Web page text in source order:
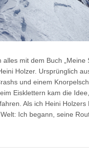
mit dem Buch „Meine
Holzer. Ursprünglich
und einem
Eisklettern kam die
Als ich Heini Holzers
Ich begann, seine